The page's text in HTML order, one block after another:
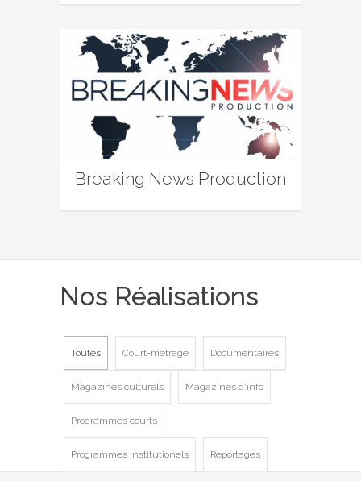
Breaking News Production
Nos Réalisations
Toutes Court-métrage Documentaires
Magazines culturels Magazines d'info
Programmes courts
Programmes institutionels Reportages